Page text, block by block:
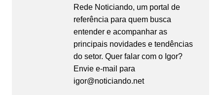
Rede Noticiando, um portal de
referência para quem busca
entender e acompanhar as
principais novidades e tendências
do setor. Quer falar com o Igor?
Envie e-mail para
igor@noticiando.net